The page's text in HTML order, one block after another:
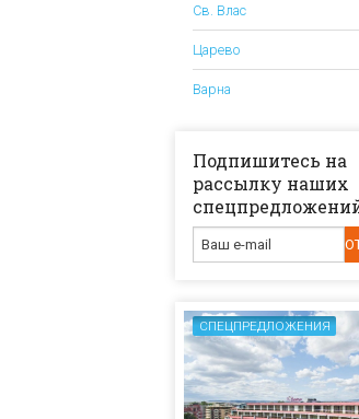
Св. Влас
Царево
Варна
Подпишитесь на
рассылку наших
СПЕЦПРЕДЛОЖЕНИЯ